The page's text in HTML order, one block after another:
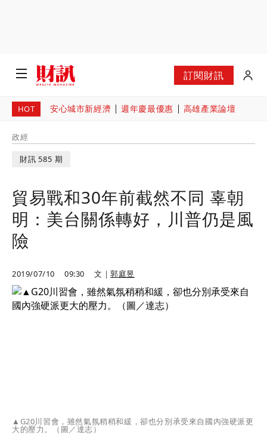
訂閱財訊
HOT 安心城市新經濟 週年慶最優惠 高雄產業論壇
政經
財訊 585 期
貿易戰和30年前截然不同 辜朝
明：美台關係轉好，川普仍是風
險
2019/07/10 09:30 文｜郭庭昱
▲G20川習會，雖然氣氛稍稍和緩，卻也分別承受來自國內強硬派更
大的壓力。（圖／達志）